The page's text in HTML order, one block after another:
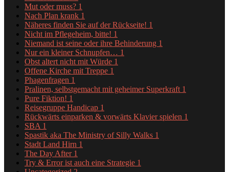
Mut oder muss? 1
Nach Plan krank 1
Näheres finden Sie auf der Rückseite! 1
Nicht im Pflegeheim, bitte! 1
Niemand ist seine oder ihre Behinderung 1
Nur ein kleiner Schnupfen… 1
Obst altert nicht mit Würde 1
Offene Kirche mit Treppe 1
Phagenfragen 1
Pralinen, selbstgemacht mit geheimer Superkraft 1
Pure Fiktion! 1
Reisegruppe Handicap 1
Rückwärts einparken & vorwärts Klavier spielen 1
SBA 1
Spastik aka The Ministry of Silly Walks 1
Stadt Land Hirn 1
The Day After 1
Try & Error ist auch eine Strategie 1